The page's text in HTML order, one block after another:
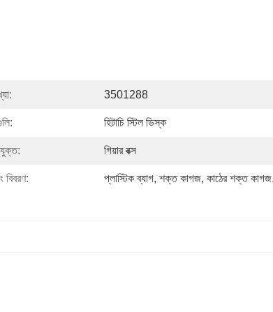
3501288
হিটাচি স্টিল ডিস্ক
গিয়ার বক্স
বিবরণ: প্লাস্টিক ব্যাগ, শক্ত কাগজ, কাঠের শক্ত কাগজ,